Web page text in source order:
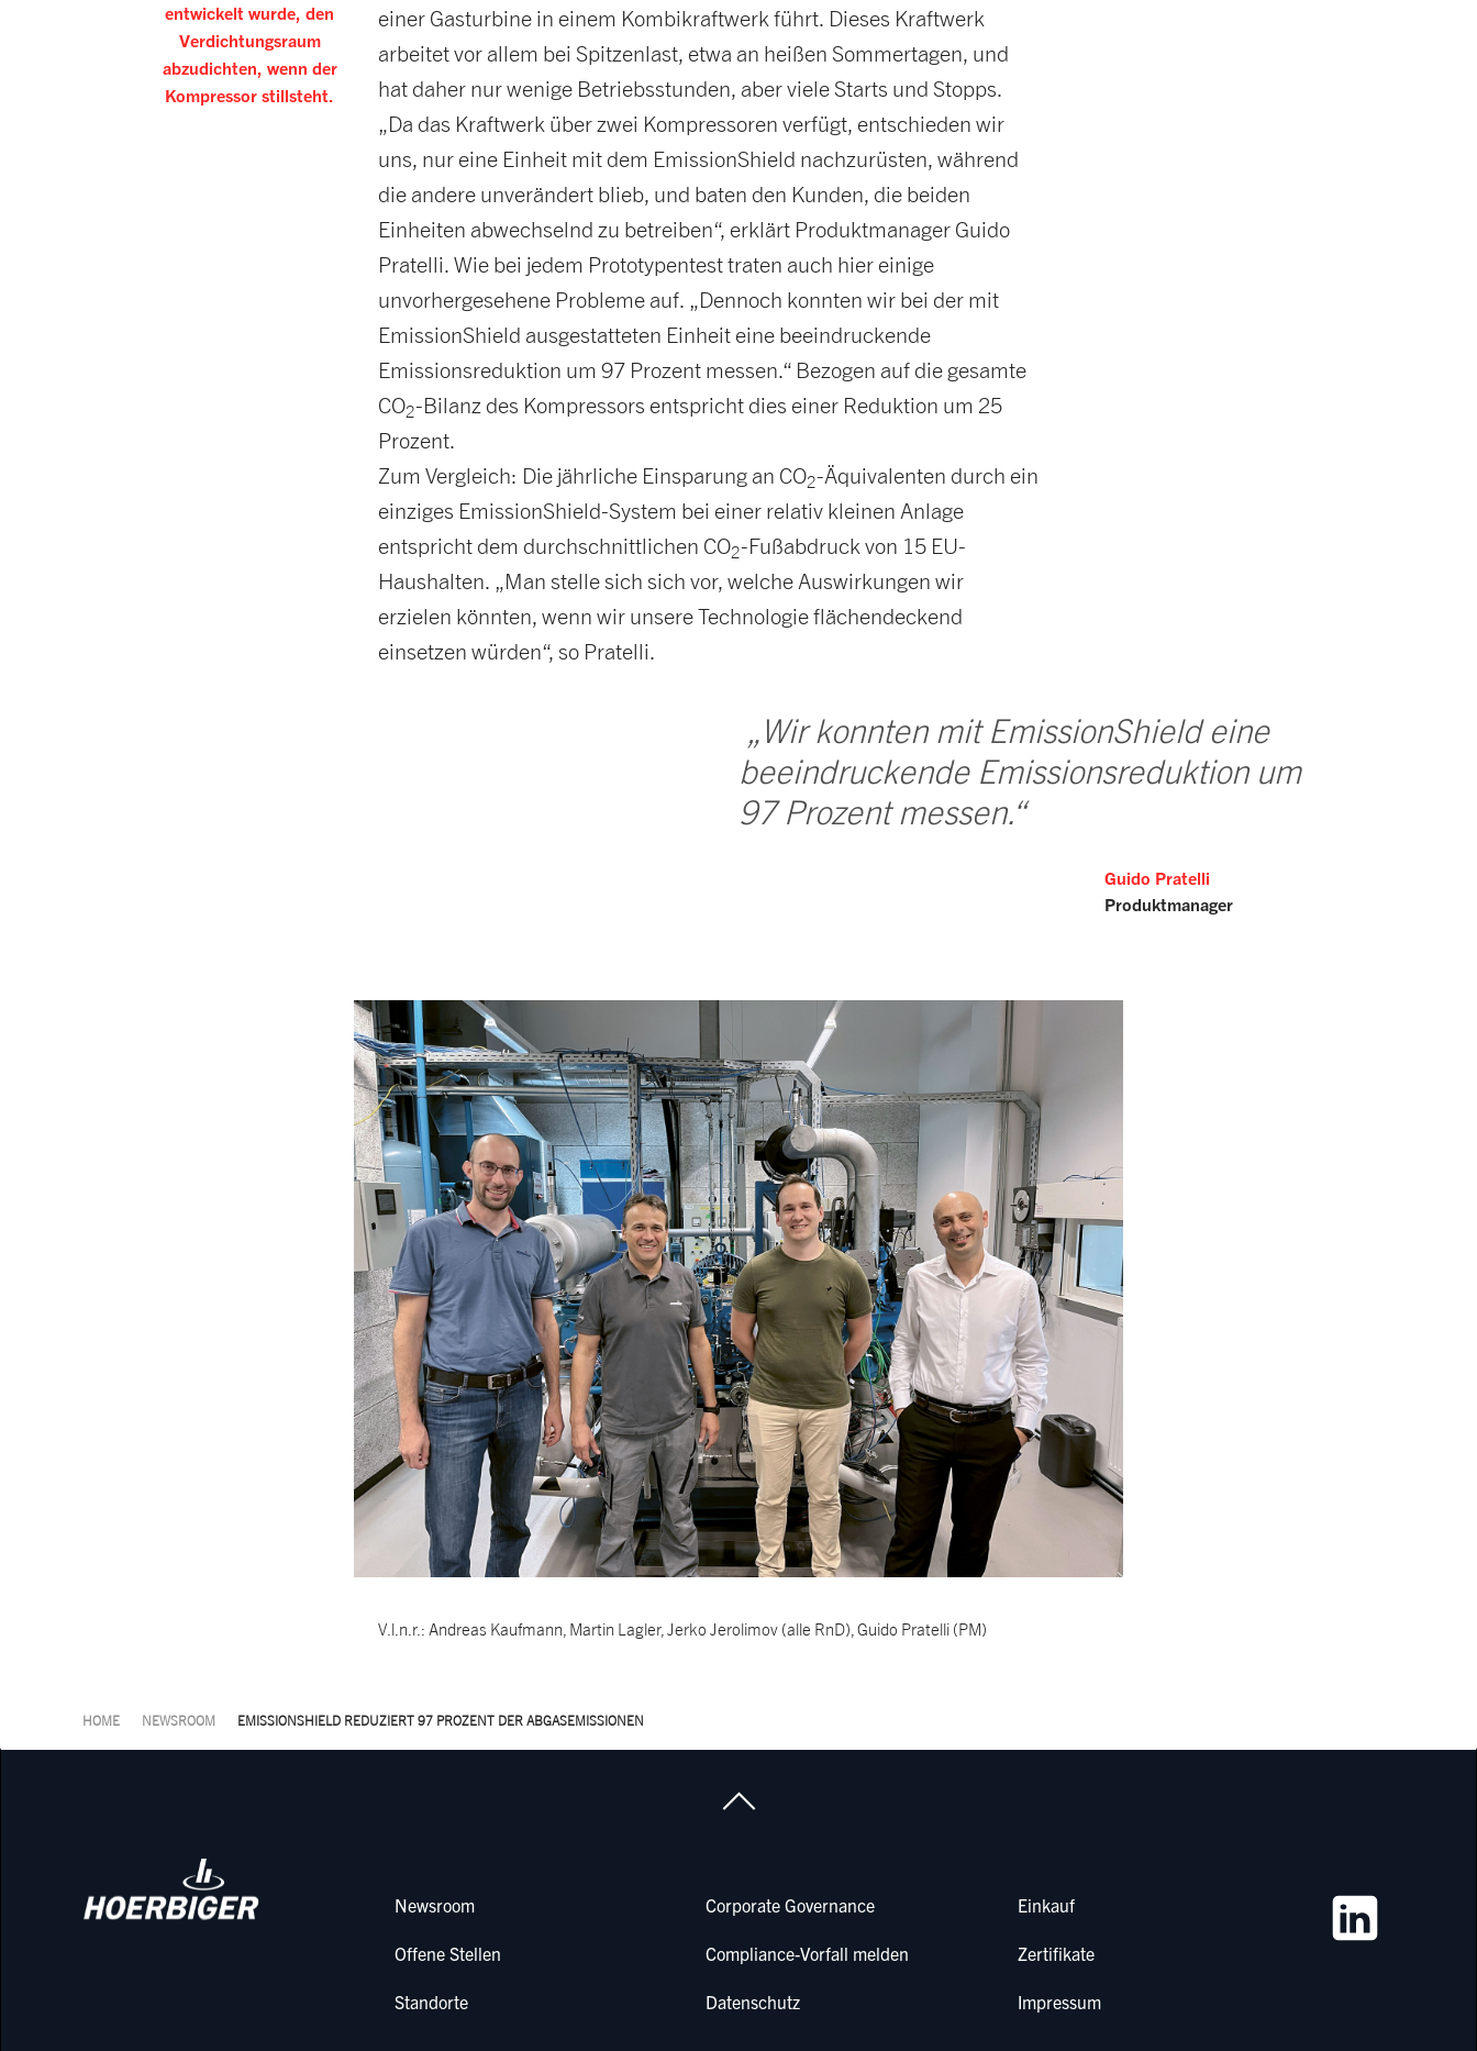
entwickelt wurde, den
Verdichtungsraum
abzudichten, wenn der
Kompressor stillsteht.
einer Gasturbine in einem Kombikraftwerk führt. Dieses Kraftwerk
arbeitet vor allem bei Spitzenlast, etwa an heißen Sommertagen, und
hat daher nur wenige Betriebsstunden, aber viele Starts und Stopps.
„Da das Kraftwerk über zwei Kompressoren verfügt, entschieden wir
uns, nur eine Einheit mit dem EmissionShield nachzurüsten, während
die andere unverändert blieb, und baten den Kunden, die beiden
Einheiten abwechselnd zu betreiben“, erklärt Produktmanager Guido
Pratelli. Wie bei jedem Prototypentest traten auch hier einige
unvorhergesehene Probleme auf. „Dennoch konnten wir bei der mit
EmissionShield ausgestatteten Einheit eine beeindruckende
Emissionsreduktion um 97 Prozent messen.“ Bezogen auf die gesamte
CO2-Bilanz des Kompressors entspricht dies einer Reduktion um 25
Prozent.
Zum Vergleich: Die jährliche Einsparung an CO2-Äquivalenten durch ein
einziges EmissionShield-System bei einer relativ kleinen Anlage
entspricht dem durchschnittlichen CO2-Fußabdruck von 15 EU-
Haushalten. „Man stelle sich sich vor, welche Auswirkungen wir
erzielen könnten, wenn wir unsere Technologie flächendeckend
einsetzen würden“, so Pratelli.
„Wir konnten mit EmissionShield eine
beeindruckende Emissionsreduktion um
97 Prozent messen.“
Guido Pratelli
Produktmanager
V.l.n.r.: Andreas Kaufmann, Martin Lagler, Jerko Jerolimov (alle RnD), Guido Pratelli (PM)
HOME NEWSROOM EMISSIONSHIELD REDUZIERT 97 PROZENT DER ABGASEMISSIONEN
Newsroom
Offene Stellen
Standorte
Corporate Governance
Compliance-Vorfall melden
Datenschutz
Einkauf
Zertifikate
Impressum